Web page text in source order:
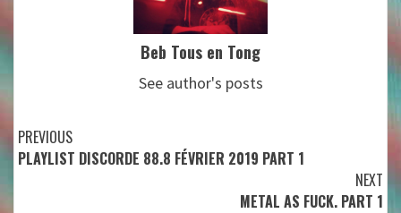
Beb Tous en Tong
See author's posts
Continue
Reading
PREVIOUS
PLAYLIST DISCORDE 88.8 FÉVRIER 2019 PART 1
NEXT
METAL AS FUCK. PART 1